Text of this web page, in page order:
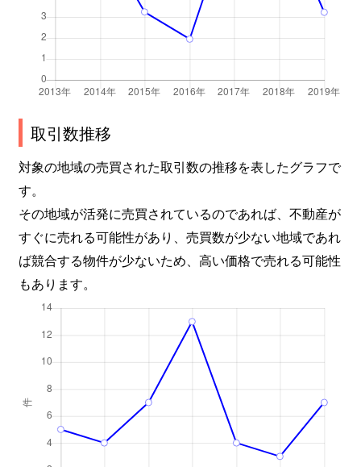
取引数推移
対象の地域の売買された取引数の推移を表したグラフで
す。
その地域が活発に売買されているのであれば、不動産が
すぐに売れる可能性があり、売買数が少ない地域であれ
ば競合する物件が少ないため、高い価格で売れる可能性
もあります。